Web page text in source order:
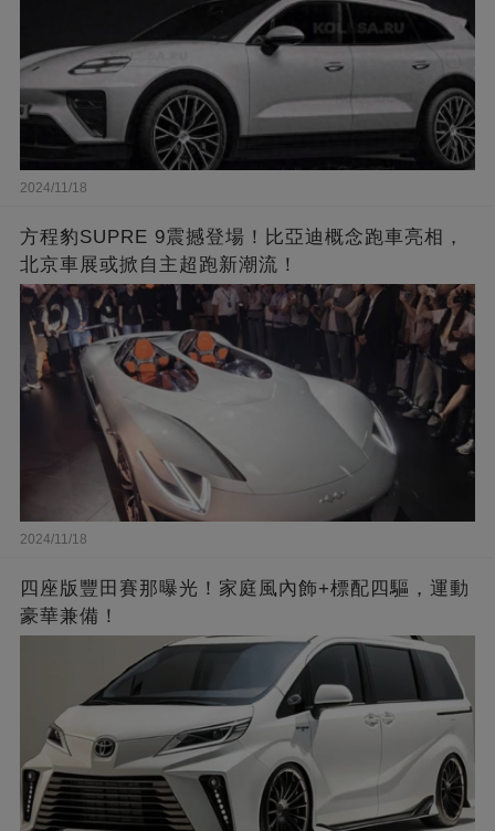
2024/11/18
方程豹SUPRE 9震撼登場！比亞迪概念跑車亮相，
北京車展或掀自主超跑新潮流！
2024/11/18
四座版豐田賽那曝光！家庭風內飾+標配四驅，運動
豪華兼備！